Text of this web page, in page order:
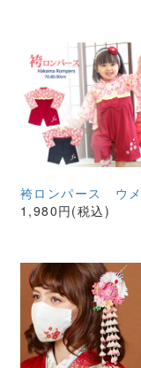
袴ロンパース ウ
1,980円(税込)